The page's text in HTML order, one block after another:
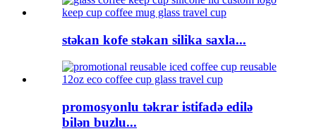
stəkan kofe stəkan silika saxla...
promosyonlu təkrar istifadə edilə
bilən buzlu...